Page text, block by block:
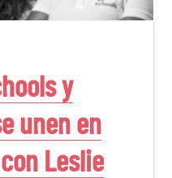
y
unen en
Leslie